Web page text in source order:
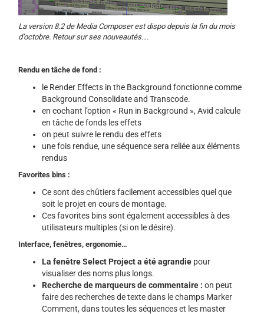
La version 8.2 de Media Composer est dispo depuis la fin du mois
d’octobre. Retour sur ses nouveautés….
Rendu en tâche de fond :
le Render Effects in the Background fonctionne comme
Background Consolidate and Transcode.
en cochant l’option « Run in Background », Avid calcule
en tâche de fonds les effets
on peut suivre le rendu des effets
une fois rendue, une séquence sera reliée aux éléments
rendus
Favorites bins :
Ce sont des chûtiers facilement accessibles quel que
soit le projet en cours de montage.
Ces favorites bins sont également accessibles à des
utilisateurs multiples (si on le désire).
Interface, fenêtres, ergonomie…
La fenêtre Select Project a été agrandie pour
visualiser des noms plus longs.
Recherche de marqueurs de commentaire : on peut
faire des recherches de texte dans le champs Marker
Comment, dans toutes les séquences et les master